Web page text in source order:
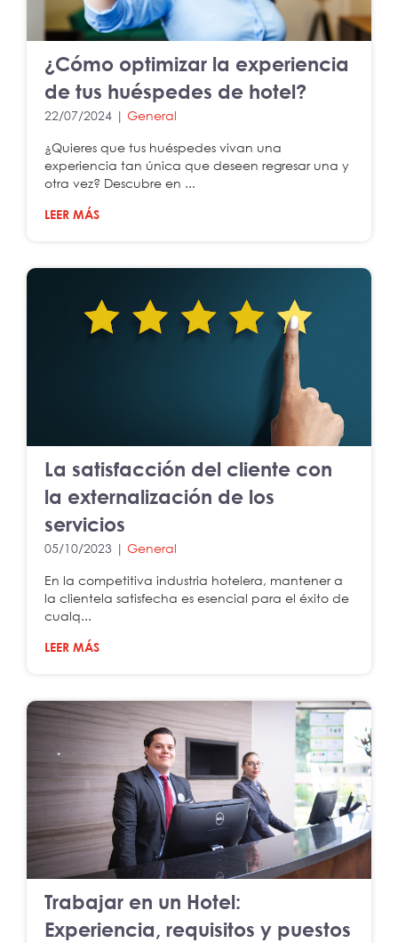
¿Cómo optimizar la experiencia
de tus huéspedes de hotel?
22/07/2024 | General
¿Quieres que tus huéspedes vivan una
experiencia tan única que deseen regresar una y
otra vez? Descubre en ...
LEER MÁS
La satisfacción del cliente con
la externalización de los
servicios
05/10/2023 | General
En la competitiva industria hotelera, mantener a
la clientela satisfecha es esencial para el éxito de
cualq...
LEER MÁS
Trabajar en un Hotel:
Experiencia, requisitos y puestos